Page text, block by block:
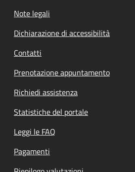
Note legali
Dichiarazione di accessibilità
Contatti
Prenotazione appuntamento
Richiedi assistenza
Statistiche del portale
Leggi le FAQ
Pagamenti